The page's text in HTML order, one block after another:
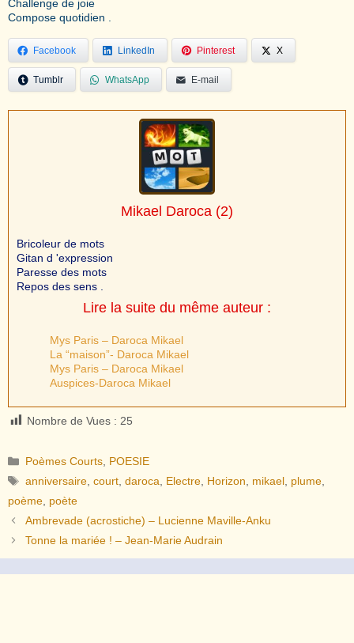
Challenge de joie
Compose quotidien .
Facebook LinkedIn Pinterest X
Tumblr WhatsApp E-mail
Mikael Daroca (2)
Bricoleur de mots
Gitan d 'expression
Paresse des mots
Repos des sens .
Lire la suite du même auteur :
Mys Paris – Daroca Mikael
La “maison”- Daroca Mikael
Mys Paris – Daroca Mikael
Auspices-Daroca Mikael
Nombre de Vues : 25
Catégories
Poèmes Courts POESIE
Étiquettes
anniversaire ,court ,daroca Electre Horizon mikael plume
poème poète
Ambrevade (acrostiche) – Lucienne Maville-Anku
Tonne la mariée ! – Jean-Marie Audrain